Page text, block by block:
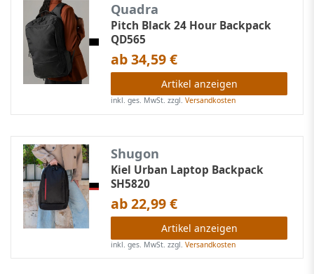
Quadra
Pitch Black 24 Hour Backpack
QD565
ab 34,59 €
Artikel anzeigen
inkl. ges. MwSt. zzgl.Versandkosten
Shugon
Kiel Urban Laptop Backpack
SH5820
ab 22,99 €
Artikel anzeigen
inkl. ges. MwSt. zzgl.Versandkosten